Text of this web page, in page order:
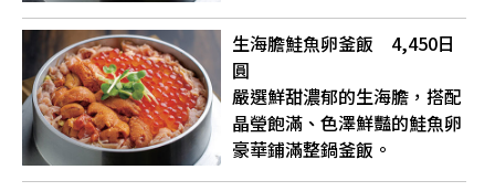
生海膽鮭魚卵釜飯 4,450日
圓
嚴選鮮甜濃郁的生海膽，搭配
晶瑩飽滿、色澤鮮豔的鮭魚卵
豪華鋪滿整鍋釜飯。